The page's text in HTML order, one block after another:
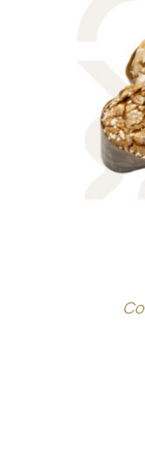
DETTAGLI